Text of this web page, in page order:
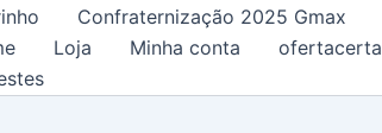
Confraternização 2025 Gmax
Loja Minha conta ofertacerta